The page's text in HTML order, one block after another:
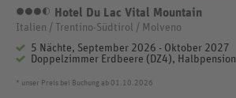
3,5 Sterne
Hotel Du Lac Vital Mountain
Italien / Trentino-Südtirol / Molveno
5 Nächte, September 2026 - Oktober 2027
Doppelzimmer Erdbeere (DZ4), Halbpension
* unser Preis bei Buchung ab 01.10.2026